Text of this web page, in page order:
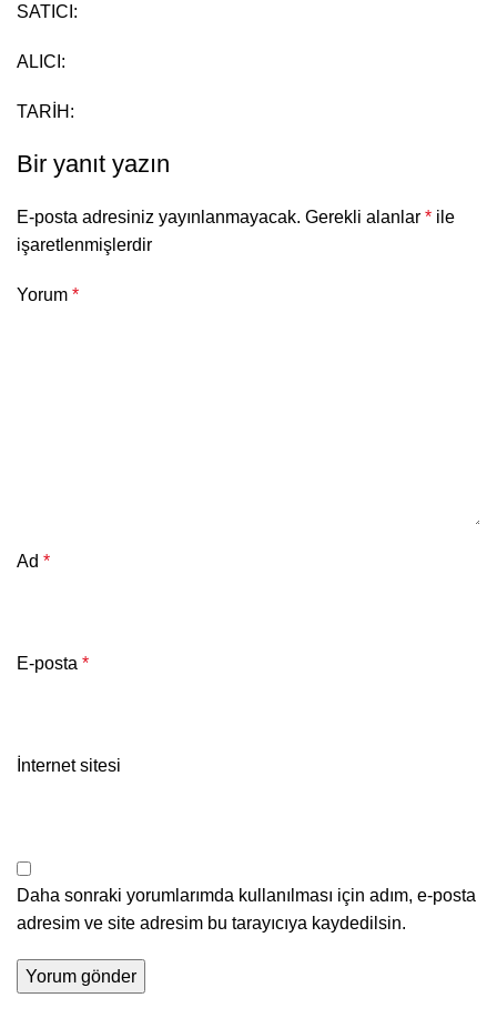
SATICI:
ALICI:
TARİH:
Bir yanıt yazın
E-posta adresiniz yayınlanmayacak. Gerekli alanlar * ile
işaretlenmişlerdir
Yorum *
Ad *
E-posta *
İnternet sitesi
Daha sonraki yorumlarımda kullanılması için adım, e-posta
adresim ve site adresim bu tarayıcıya kaydedilsin.